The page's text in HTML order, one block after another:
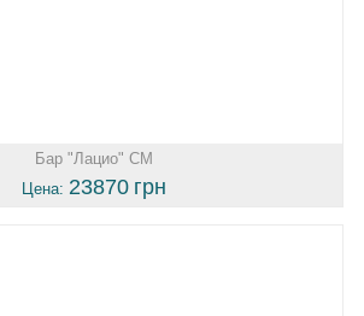
Бар "Лацио" СМ
Цена: 23870 грн